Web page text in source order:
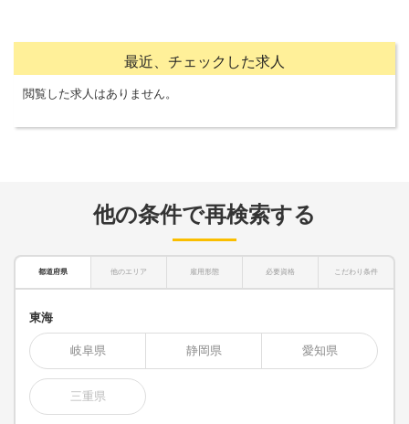
最近、チェックした求人
閲覧した求人はありません。
他の条件で再検索する
都道府県 他のエリア 雇用形態 必要資格 こだわり条件
東海
岐阜県 静岡県 愛知県
三重県